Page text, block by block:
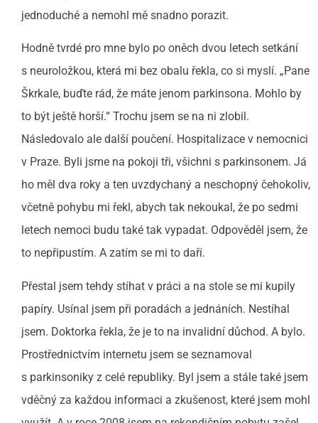
jednoduché a nemohl mě snadno porazit.
Hodně tvrdé pro mne bylo po oněch dvou letech setkání
s neuroložkou, která mi bez obalu řekla, co si myslí. „Pane
Škrkale, buďte rád, že máte jenom parkinsona. Mohlo by
to být ještě horší.“ Trochu jsem se na ni zlobil.
Následovalo ale další poučení. Hospitalizace v nemocnici
v Praze. Byli jsme na pokoji tři, všichni s parkinsonem. Já
ho měl dva roky a ten uvzdychaný a neschopný čehokoliv,
včetně pohybu mi řekl, abych tak nekoukal, že po sedmi
letech nemoci budu také tak vypadat. Odpověděl jsem, že
to nepřipustím. A zatím se mi to daří.
Přestal jsem tehdy stíhat v práci a na stole se mi kupily
papíry. Usínal jsem při poradách a jednáních. Nestíhal
jsem. Doktorka řekla, že je to na invalidní důchod. A bylo.
Prostřednictvím internetu jsem se seznamoval
s parkinsoniky z celé republiky. Byl jsem a stále také jsem
vděčný za každou informaci a zkušenost, které jsem mohl